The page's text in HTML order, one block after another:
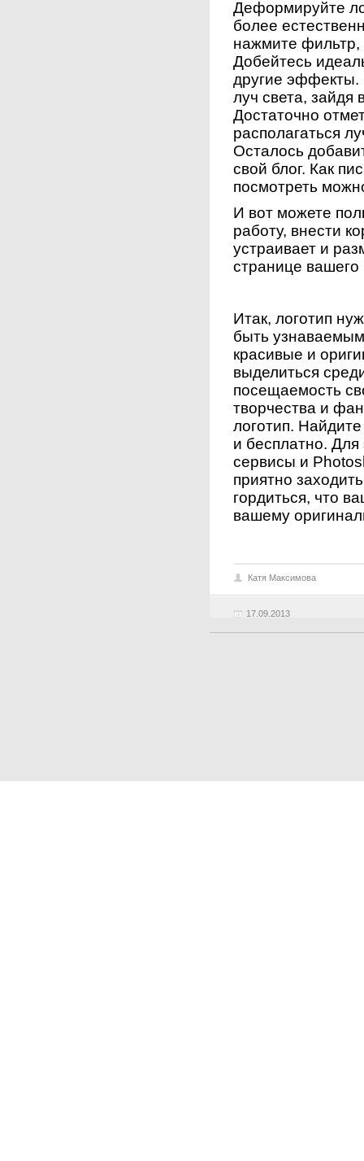
Деформируйте
более
нажмите фильтр,
Добейтесь
другие эффекты.
луч света, зайдя
Достаточно
располагаться
Осталось
свой блог. Как
посмотреть
И вот можете
работу, внести
устраивает и
странице вашего
Итак, логотип
быть
красивые и
выделиться
посещаемость
творчества и
логотип.
и бесплатно.
сервисы и
приятно
гордиться, что
вашему
17.09.2013
Катя Максимова